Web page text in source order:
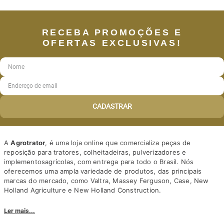
RECEBA PROMOÇÕES E
OFERTAS EXCLUSIVAS!
CADASTRAR
AAgrotrator, é uma loja online que comercializa peças de
reposição para tratores, colheitadeiras, pulverizadores e
implementosagrícolas, com entrega para todo o Brasil. Nós
oferecemos uma ampla variedade de produtos, das principais
marcas do mercado, como Valtra, Massey Ferguson, Case, New
Holland Agriculture e New Holland Construction.
competitivos. Nós também oferecemos um atendimento
Ler mais...